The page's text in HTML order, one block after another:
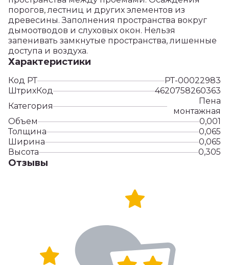
порогов, лестниц и других элементов из
древесины. Заполнения пространства вокруг
дымоотводов и слуховых окон. Нельзя
запенивать замкнутые пространства, лишенные
доступа и воздуха.
Характеристики
Код РТ
РТ-00022983
ШтрихКод
4620758260363
Категория
Пена
монтажная
Объем
0,001
Толщина
0,065
Ширина
0,065
Высота
0,305
Отзывы